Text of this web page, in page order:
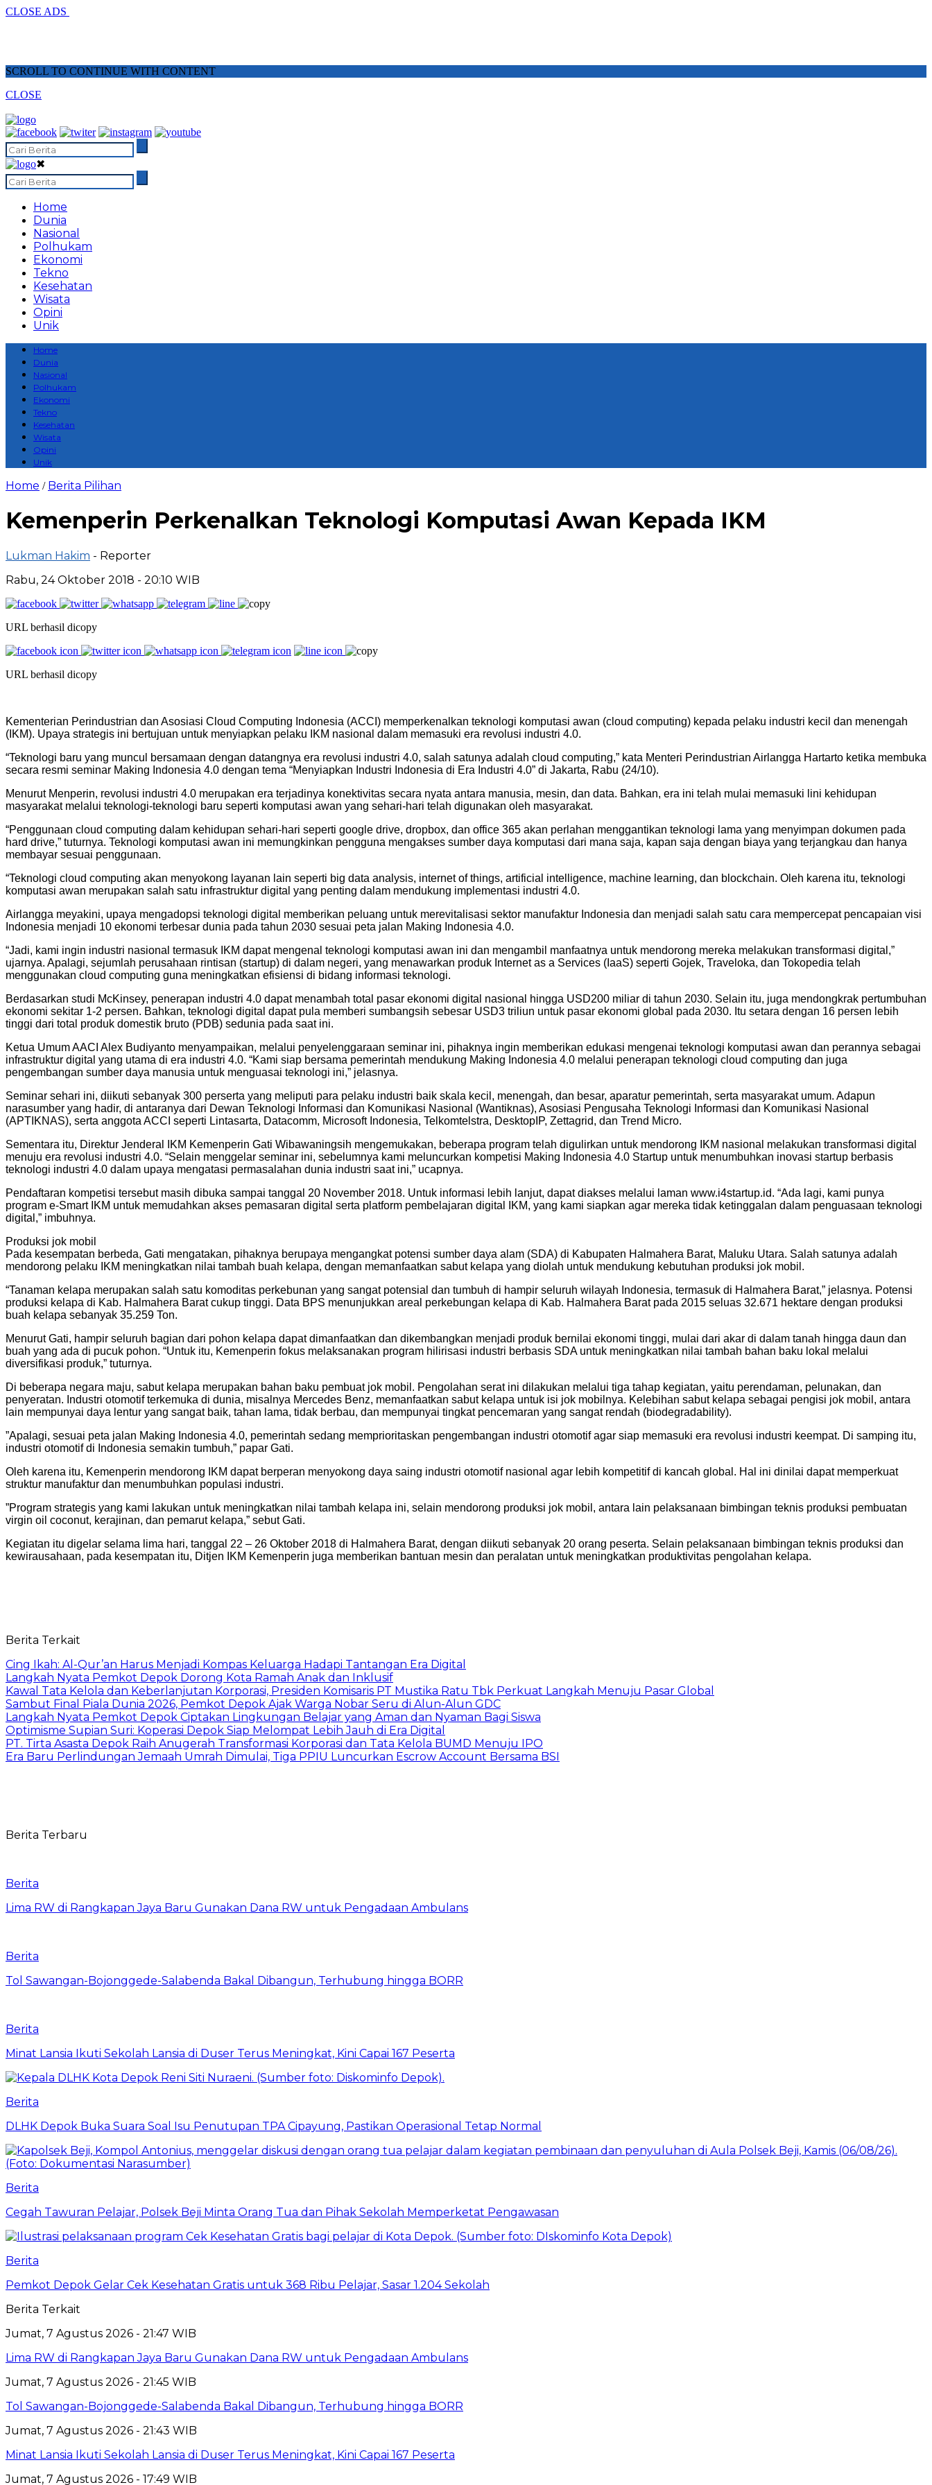
CLOSE ADS
SCROLL TO CONTINUE WITH CONTENT
CLOSE
✖
Home
Dunia
Nasional
Polhukam
Ekonomi
Tekno
Kesehatan
Wisata
Opini
Unik
Home
Dunia
Nasional
Polhukam
Ekonomi
Tekno
Kesehatan
Wisata
Opini
Unik
Home / Berita Pilihan
Kemenperin Perkenalkan Teknologi Komputasi Awan Kepada IKM
Lukman Hakim - Reporter
Rabu, 24 Oktober 2018 - 20:10 WIB
URL berhasil dicopy
URL berhasil dicopy
Kementerian Perindustrian dan Asosiasi Cloud Computing Indonesia (ACCI) memperkenalkan teknologi komputasi awan (cloud computing) kepada pelaku industri kecil dan menengah
(IKM). Upaya strategis ini bertujuan untuk menyiapkan pelaku IKM nasional dalam memasuki era revolusi industri 4.0.
“Teknologi baru yang muncul bersamaan dengan datangnya era revolusi industri 4.0, salah satunya adalah cloud computing,” kata Menteri Perindustrian Airlangga Hartarto ketika membuka
secara resmi seminar Making Indonesia 4.0 dengan tema “Menyiapkan Industri Indonesia di Era Industri 4.0” di Jakarta, Rabu (24/10).
Menurut Menperin, revolusi industri 4.0 merupakan era terjadinya konektivitas secara nyata antara manusia, mesin, dan data. Bahkan, era ini telah mulai memasuki lini kehidupan
masyarakat melalui teknologi-teknologi baru seperti komputasi awan yang sehari-hari telah digunakan oleh masyarakat.
“Penggunaan cloud computing dalam kehidupan sehari-hari seperti google drive, dropbox, dan office 365 akan perlahan menggantikan teknologi lama yang menyimpan dokumen pada
hard drive,” tuturnya. Teknologi komputasi awan ini memungkinkan pengguna mengakses sumber daya komputasi dari mana saja, kapan saja dengan biaya yang terjangkau dan hanya
membayar sesuai penggunaan.
“Teknologi cloud computing akan menyokong layanan lain seperti big data analysis, internet of things, artificial intelligence, machine learning, dan blockchain. Oleh karena itu, teknologi
komputasi awan merupakan salah satu infrastruktur digital yang penting dalam mendukung implementasi industri 4.0.
Airlangga meyakini, upaya mengadopsi teknologi digital memberikan peluang untuk merevitalisasi sektor manufaktur Indonesia dan menjadi salah satu cara mempercepat pencapaian visi
Indonesia menjadi 10 ekonomi terbesar dunia pada tahun 2030 sesuai peta jalan Making Indonesia 4.0.
“Jadi, kami ingin industri nasional termasuk IKM dapat mengenal teknologi komputasi awan ini dan mengambil manfaatnya untuk mendorong mereka melakukan transformasi digital,”
ujarnya. Apalagi, sejumlah perusahaan rintisan (startup) di dalam negeri, yang menawarkan produk Internet as a Services (IaaS) seperti Gojek, Traveloka, dan Tokopedia telah
menggunakan cloud computing guna meningkatkan efisiensi di bidang informasi teknologi.
Berdasarkan studi McKinsey, penerapan industri 4.0 dapat menambah total pasar ekonomi digital nasional hingga USD200 miliar di tahun 2030. Selain itu, juga mendongkrak pertumbuhan
ekonomi sekitar 1-2 persen. Bahkan, teknologi digital dapat pula memberi sumbangsih sebesar USD3 triliun untuk pasar ekonomi global pada 2030. Itu setara dengan 16 persen lebih
tinggi dari total produk domestik bruto (PDB) sedunia pada saat ini.
Ketua Umum AACI Alex Budiyanto menyampaikan, melalui penyelenggaraan seminar ini, pihaknya ingin memberikan edukasi mengenai teknologi komputasi awan dan perannya sebagai
infrastruktur digital yang utama di era industri 4.0. “Kami siap bersama pemerintah mendukung Making Indonesia 4.0 melalui penerapan teknologi cloud computing dan juga
pengembangan sumber daya manusia untuk menguasai teknologi ini,” jelasnya.
Seminar sehari ini, diikuti sebanyak 300 perserta yang meliputi para pelaku industri baik skala kecil, menengah, dan besar, aparatur pemerintah, serta masyarakat umum. Adapun
narasumber yang hadir, di antaranya dari Dewan Teknologi Informasi dan Komunikasi Nasional (Wantiknas), Asosiasi Pengusaha Teknologi Informasi dan Komunikasi Nasional
(APTIKNAS), serta anggota ACCI seperti Lintasarta, Datacomm, Microsoft Indonesia, Telkomtelstra, DesktopIP, Zettagrid, dan Trend Micro.
Sementara itu, Direktur Jenderal IKM Kemenperin Gati Wibawaningsih mengemukakan, beberapa program telah digulirkan untuk mendorong IKM nasional melakukan transformasi digital
menuju era revolusi industri 4.0. “Selain menggelar seminar ini, sebelumnya kami meluncurkan kompetisi Making Indonesia 4.0 Startup untuk menumbuhkan inovasi startup berbasis
teknologi industri 4.0 dalam upaya mengatasi permasalahan dunia industri saat ini,” ucapnya.
Pendaftaran kompetisi tersebut masih dibuka sampai tanggal 20 November 2018. Untuk informasi lebih lanjut, dapat diakses melalui laman www.i4startup.id. “Ada lagi, kami punya
program e-Smart IKM untuk memudahkan akses pemasaran digital serta platform pembelajaran digital IKM, yang kami siapkan agar mereka tidak ketinggalan dalam penguasaan teknologi
digital,” imbuhnya.
Produksi jok mobil
Pada kesempatan berbeda, Gati mengatakan, pihaknya berupaya mengangkat potensi sumber daya alam (SDA) di Kabupaten Halmahera Barat, Maluku Utara. Salah satunya adalah
mendorong pelaku IKM meningkatkan nilai tambah buah kelapa, dengan memanfaatkan sabut kelapa yang diolah untuk mendukung kebutuhan produksi jok mobil.
“Tanaman kelapa merupakan salah satu komoditas perkebunan yang sangat potensial dan tumbuh di hampir seluruh wilayah Indonesia, termasuk di Halmahera Barat,” jelasnya. Potensi
produksi kelapa di Kab. Halmahera Barat cukup tinggi. Data BPS menunjukkan areal perkebungan kelapa di Kab. Halmahera Barat pada 2015 seluas 32.671 hektare dengan produksi
buah kelapa sebanyak 35.259 Ton.
Menurut Gati, hampir seluruh bagian dari pohon kelapa dapat dimanfaatkan dan dikembangkan menjadi produk bernilai ekonomi tinggi, mulai dari akar di dalam tanah hingga daun dan
buah yang ada di pucuk pohon. “Untuk itu, Kemenperin fokus melaksanakan program hilirisasi industri berbasis SDA untuk meningkatkan nilai tambah bahan baku lokal melalui
diversifikasi produk,” tuturnya.
Di beberapa negara maju, sabut kelapa merupakan bahan baku pembuat jok mobil. Pengolahan serat ini dilakukan melalui tiga tahap kegiatan, yaitu perendaman, pelunakan, dan
penyeratan. Industri otomotif terkemuka di dunia, misalnya Mercedes Benz, memanfaatkan sabut kelapa untuk isi jok mobilnya. Kelebihan sabut kelapa sebagai pengisi jok mobil, antara
lain mempunyai daya lentur yang sangat baik, tahan lama, tidak berbau, dan mempunyai tingkat pencemaran yang sangat rendah (biodegradability).
”Apalagi, sesuai peta jalan Making Indonesia 4.0, pemerintah sedang memprioritaskan pengembangan industri otomotif agar siap memasuki era revolusi industri keempat. Di samping itu,
industri otomotif di Indonesia semakin tumbuh,” papar Gati.
Oleh karena itu, Kemenperin mendorong IKM dapat berperan menyokong daya saing industri otomotif nasional agar lebih kompetitif di kancah global. Hal ini dinilai dapat memperkuat
struktur manufaktur dan menumbuhkan populasi industri.
”Program strategis yang kami lakukan untuk meningkatkan nilai tambah kelapa ini, selain mendorong produksi jok mobil, antara lain pelaksanaan bimbingan teknis produksi pembuatan
virgin oil coconut, kerajinan, dan pemarut kelapa,” sebut Gati.
Kegiatan itu digelar selama lima hari, tanggal 22 – 26 Oktober 2018 di Halmahera Barat, dengan diikuti sebanyak 20 orang peserta. Selain pelaksanaan bimbingan teknis produksi dan
kewirausahaan, pada kesempatan itu, Ditjen IKM Kemenperin juga memberikan bantuan mesin dan peralatan untuk meningkatkan produktivitas pengolahan kelapa.
Berita Terkait
Cing Ikah: Al-Qur’an Harus Menjadi Kompas Keluarga Hadapi Tantangan Era Digital
Langkah Nyata Pemkot Depok Dorong Kota Ramah Anak dan Inklusif
Kawal Tata Kelola dan Keberlanjutan Korporasi, Presiden Komisaris PT Mustika Ratu Tbk Perkuat Langkah Menuju Pasar Global
Sambut Final Piala Dunia 2026, Pemkot Depok Ajak Warga Nobar Seru di Alun-Alun GDC
Langkah Nyata Pemkot Depok Ciptakan Lingkungan Belajar yang Aman dan Nyaman Bagi Siswa
Optimisme Supian Suri: Koperasi Depok Siap Melompat Lebih Jauh di Era Digital
PT. Tirta Asasta Depok Raih Anugerah Transformasi Korporasi dan Tata Kelola BUMD Menuju IPO
Era Baru Perlindungan Jemaah Umrah Dimulai, Tiga PPIU Luncurkan Escrow Account Bersama BSI
Berita Terbaru
Berita
Lima RW di Rangkapan Jaya Baru Gunakan Dana RW untuk Pengadaan Ambulans
Berita
Tol Sawangan-Bojonggede-Salabenda Bakal Dibangun, Terhubung hingga BORR
Berita
Minat Lansia Ikuti Sekolah Lansia di Duser Terus Meningkat, Kini Capai 167 Peserta
Berita
DLHK Depok Buka Suara Soal Isu Penutupan TPA Cipayung, Pastikan Operasional Tetap Normal
Berita
Cegah Tawuran Pelajar, Polsek Beji Minta Orang Tua dan Pihak Sekolah Memperketat Pengawasan
Berita
Pemkot Depok Gelar Cek Kesehatan Gratis untuk 368 Ribu Pelajar, Sasar 1.204 Sekolah
Berita Terkait
Jumat, 7 Agustus 2026 - 21:47 WIB
Lima RW di Rangkapan Jaya Baru Gunakan Dana RW untuk Pengadaan Ambulans
Jumat, 7 Agustus 2026 - 21:45 WIB
Tol Sawangan-Bojonggede-Salabenda Bakal Dibangun, Terhubung hingga BORR
Jumat, 7 Agustus 2026 - 21:43 WIB
Minat Lansia Ikuti Sekolah Lansia di Duser Terus Meningkat, Kini Capai 167 Peserta
Jumat, 7 Agustus 2026 - 17:49 WIB